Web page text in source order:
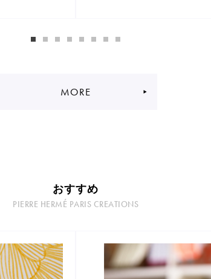
MORE
おすすめ
PIERRE HERMÉ PARIS CREATIONS